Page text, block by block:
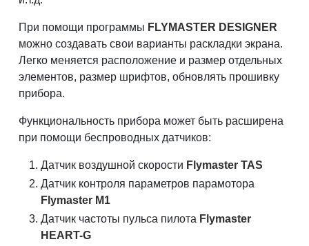
При помощи программы FLYMASTER DESIGNER
можно создавать свои варианты раскладки экрана.
Легко меняется расположение и размер отдельных
элементов, размер шрифтов, обновлять прошивку
прибора.
Функциональность прибора может быть расширена
при помощи беспроводных датчиков:
Датчик воздушной скорости Flymaster TAS
Датчик контроля параметров парамотора
Flymaster M1
Датчик частоты пульса пилота Flymaster
HEART-G